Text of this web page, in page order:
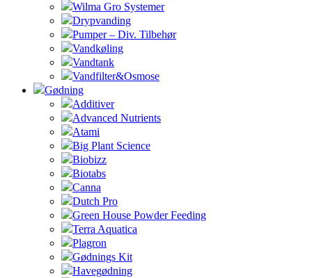
Wilma Gro Systemer
Drypvanding
Pumper – Div. Tilbehør
Vandkøling
Vandtank
Vandfilter&Osmose
Gødning
Additiver
Advanced Nutrients
Atami
Big Plant Science
Biobizz
Biotabs
Canna
Dutch Pro
Green House Powder Feeding
Terra Aquatica
Plagron
Gødnings Kit
Havegødning